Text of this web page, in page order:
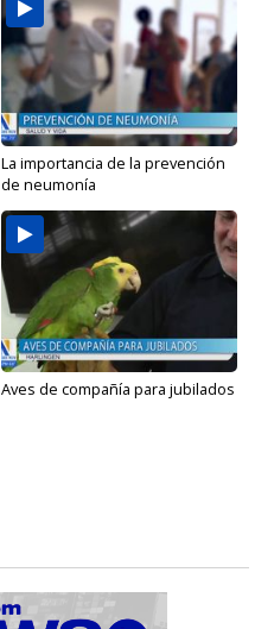
La importancia de la prevención
de neumonía
Aves de compañía para jubilados